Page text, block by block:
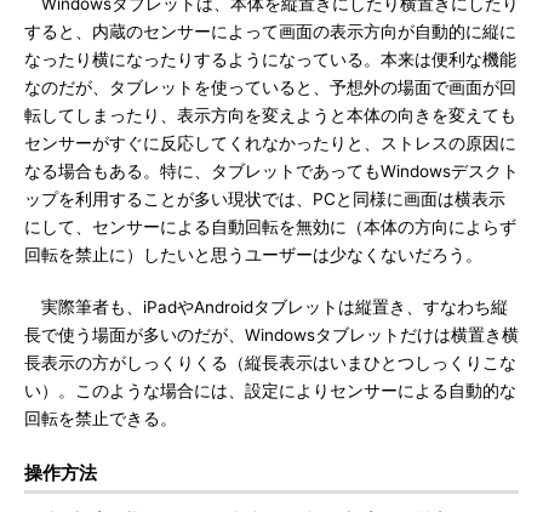
すると、内蔵のセンサーによって画面の表示方向が自動的に縦に
なったり横になったりするようになっている。本来は便利な機能
なのだが、タブレットを使っていると、予想外の場面で画面が回
転してしまったり、表示方向を変えようと本体の向きを変えても
センサーがすぐに反応してくれなかったりと、ストレスの原因に
なる場合もある。特に、タブレットであってもWindowsデスクト
ップを利用することが多い現状では、PCと同様に画面は横表示
にして、センサーによる自動回転を無効に（本体の方向によらず
回転を禁止に）したいと思うユーザーは少なくないだろう。
実際筆者も、iPadやAndroidタブレットは縦置き、すなわち縦
長で使う場面が多いのだが、Windowsタブレットだけは横置き横
長表示の方がしっくりくる（縦長表示はいまひとつしっくりこな
い）。このような場合には、設定によりセンサーによる自動的な
回転を禁止できる。
操作方法